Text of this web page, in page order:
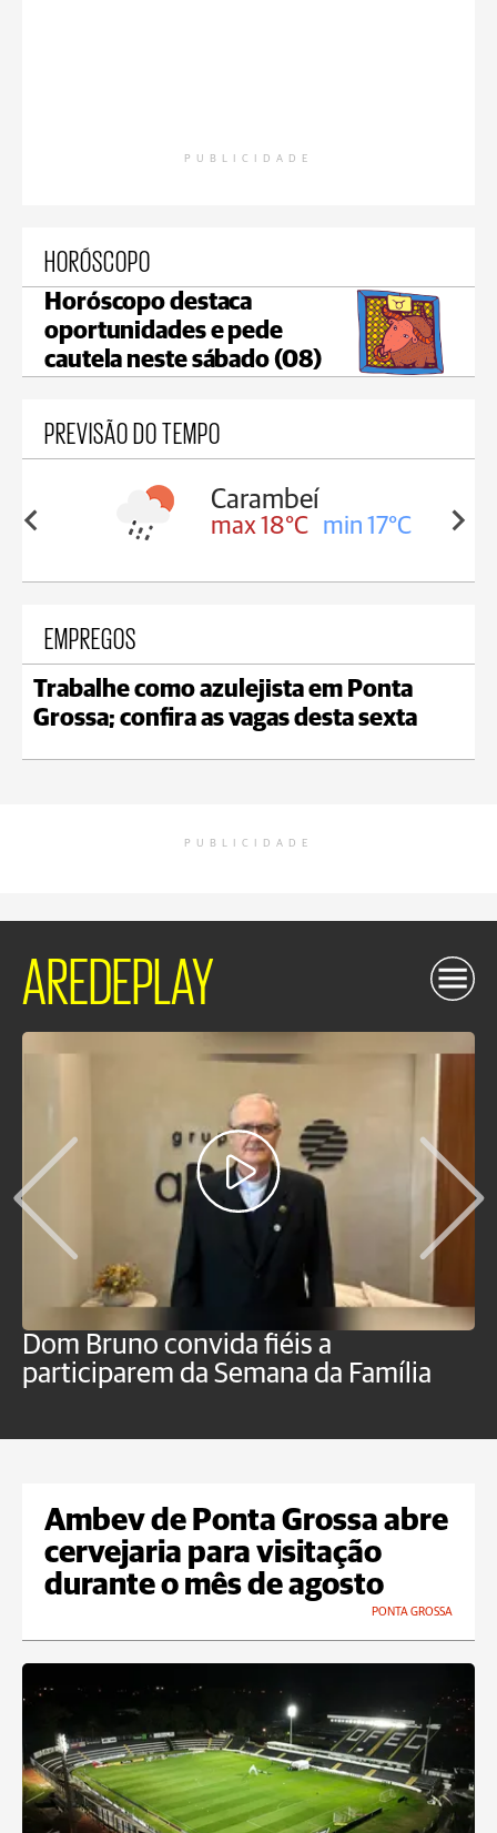
PUBLICIDADE
HORÓSCOPO
Horóscopo destaca
oportunidades e pede
cautela neste sábado (08)
PREVISÃO DO TEMPO
18°C
Carambeí
max 18°C min 17°C
EMPREGOS
Trabalhe como azulejista em Ponta
Grossa; confira as vagas desta sexta
PUBLICIDADE
AREDEPLAY
Dom Bruno convida fiéis a
participarem da Semana da Família
Ambev de Ponta Grossa abre
cervejaria para visitação
durante o mês de agosto
PONTA GROSSA